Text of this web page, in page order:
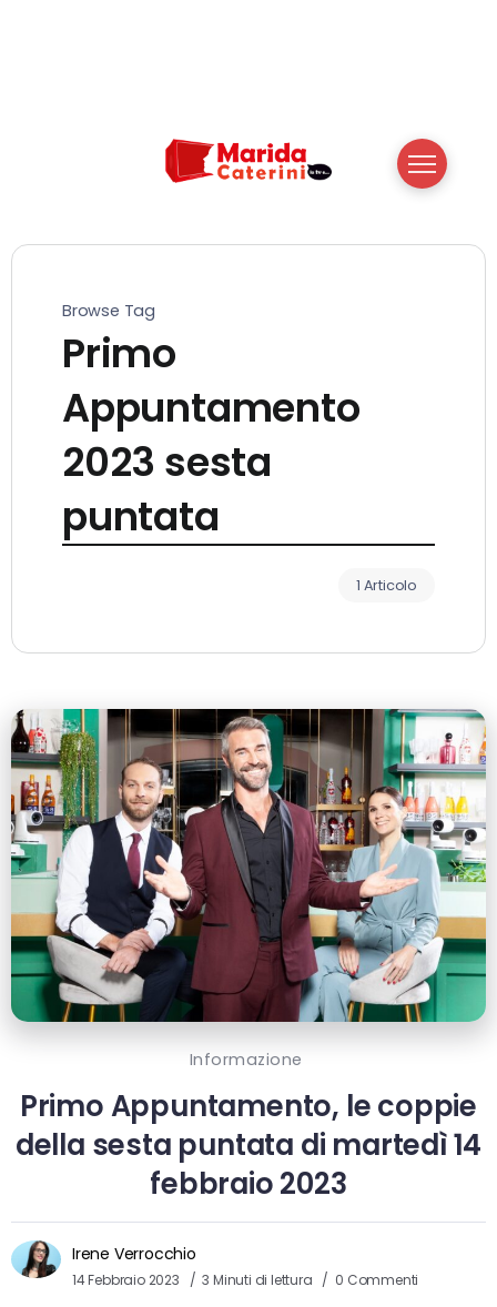
Browse Tag
Primo
Appuntamento
2023 sesta
puntata
1 Articolo
Informazione
Primo Appuntamento, le coppie
della sesta puntata di martedì 14
febbraio 2023
Irene Verrocchio
14 Febbraio 2023 3 Minuti di lettura 0 Commenti